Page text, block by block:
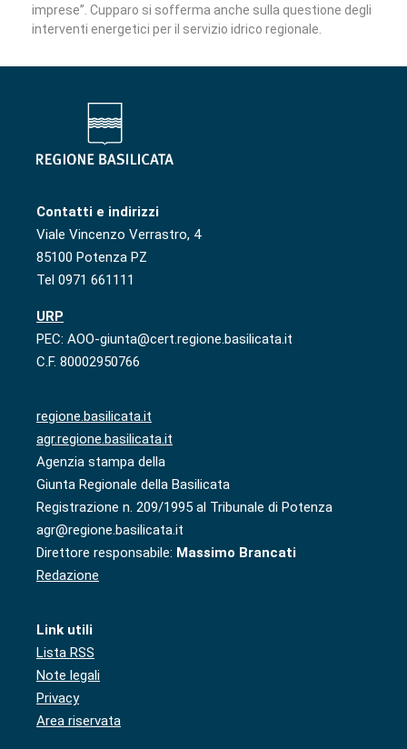
imprese”. Cupparo si sofferma anche sulla questione degli
interventi energetici per il servizio idrico regionale.
Contatti e indirizzi
Viale Vincenzo Verrastro, 4
85100 Potenza PZ
Tel 0971 661111
URP
PEC: AOO-giunta@cert.regione.basilicata.it
C.F. 80002950766
regione.basilicata.it
agr.regione.basilicata.it
Agenzia stampa della
Giunta Regionale della Basilicata
Registrazione n. 209/1995 al Tribunale di Potenza
agr@regione.basilicata.it
Direttore responsabile: Massimo Brancati
Redazione
Link utili
Lista RSS
Note legali
Privacy
Area riservata